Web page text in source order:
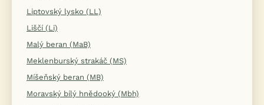
Liptovský lysko (LL)
Liščí (Li)
Malý beran (MaB)
Meklenburský strakáč (MS)
Míšeňský beran (MB)
Moravský bílý hnědooký (Mbh)